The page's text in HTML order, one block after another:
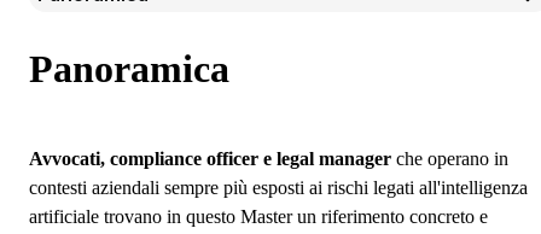
Docenti
Iscrizione
Open Day
Domande frequenti
Panoramica
Avvocati, compliance officer e legal manager che operano in
contesti aziendali sempre più esposti ai rischi legati all'intelligenza
artificiale trovano in questo Master un riferimento concreto e